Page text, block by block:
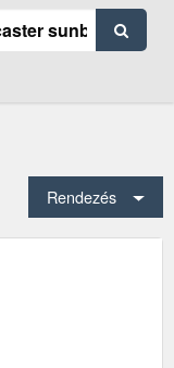
Rendezés